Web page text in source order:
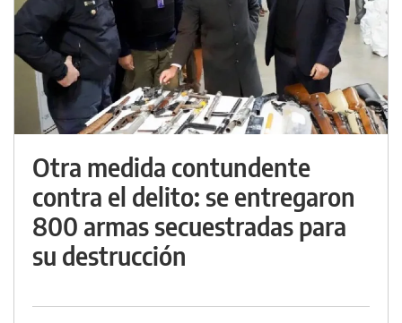
Otra medida contundente
contra el delito: se entregaron
800 armas secuestradas para
su destrucción